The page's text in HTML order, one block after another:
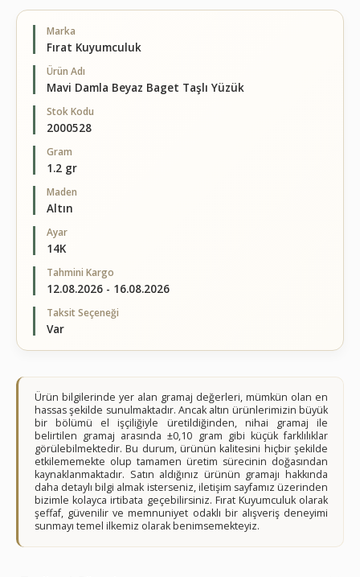
Marka
Fırat Kuyumculuk
Ürün Adı
Mavi Damla Beyaz Baget Taşlı Yüzük
Stok Kodu
2000528
Gram
1.2 gr
Maden
Altın
Ayar
14K
Tahmini Kargo
12.08.2026 - 16.08.2026
Taksit Seçeneği
Var
Ürün bilgilerinde yer alan gramaj değerleri, mümkün olan en
hassas şekilde sunulmaktadır. Ancak altın ürünlerimizin büyük
bir bölümü el işçiliğiyle üretildiğinden, nihai gramaj ile
belirtilen gramaj arasında ±0,10 gram gibi küçük farklılıklar
görülebilmektedir. Bu durum, ürünün kalitesini hiçbir şekilde
etkilememekte olup tamamen üretim sürecinin doğasından
kaynaklanmaktadır. Satın aldığınız ürünün gramajı hakkında
daha detaylı bilgi almak isterseniz, iletişim sayfamız üzerinden
bizimle kolayca irtibata geçebilirsiniz. Fırat Kuyumculuk olarak
şeffaf, güvenilir ve memnuniyet odaklı bir alışveriş deneyimi
sunmayı temel ilkemiz olarak benimsemekteyiz.